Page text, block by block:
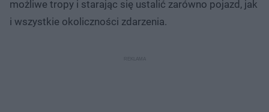
możliwe tropy i starając się ustalić zarówno pojazd, jak
i wszystkie okoliczności zdarzenia.